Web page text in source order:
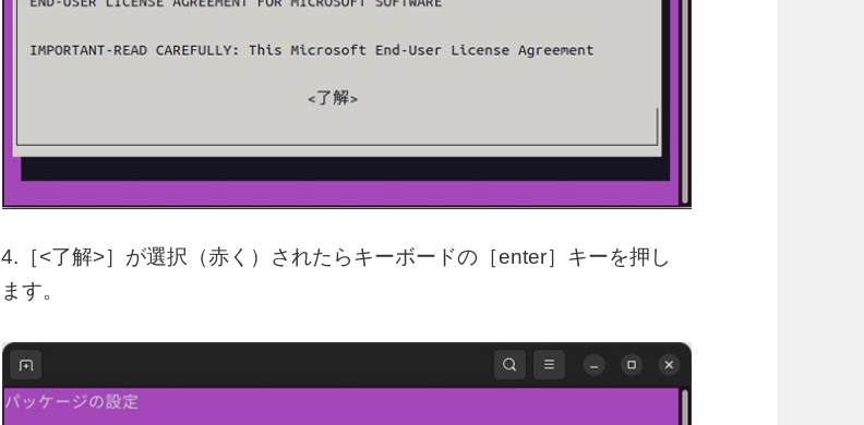
4.［<了解>］が選択（赤く）されたらキーボードの［enter］キーを押し
ます。